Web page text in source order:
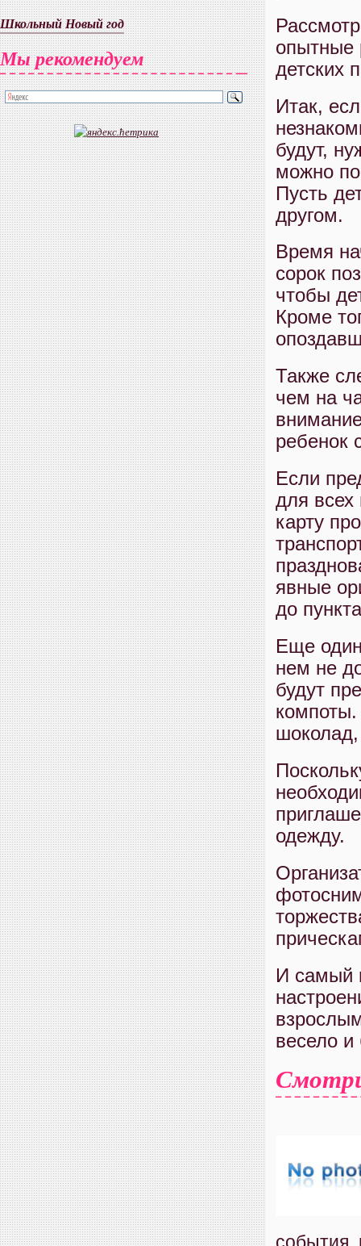
опытные
детских
Итак,
будут,
можно
Пусть
другом.
Время
сорок
чтобы
Кроме
Также
чем на
ребенок
Если
для всех
карту
явные
до
Еще
нем не
будут
компоты.
шоколад,
одежду.
И самый
весело и
события,
Школьный Новый год
Мы рекомендуем